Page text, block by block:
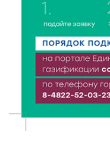
Названы первые
работник
7 Авг 2026 16:32
Без прав и
Твери
7 Авг 2026 16:02